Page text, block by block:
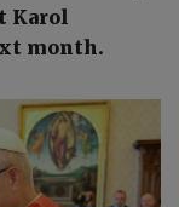
Karol
month.